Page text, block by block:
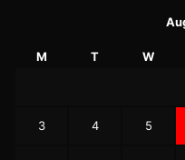
M T W
3 4 5